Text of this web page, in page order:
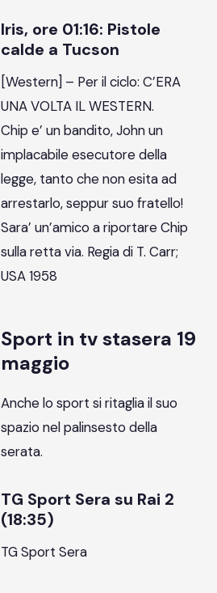
Iris, ore 01:16: Pistole
calde a Tucson
[Western] – Per il ciclo: C’ERA
UNA VOLTA IL WESTERN.
Chip e’ un bandito, John un
implacabile esecutore della
legge, tanto che non esita ad
arrestarlo, seppur suo fratello!
Sara’ un’amico a riportare Chip
sulla retta via. Regia di T. Carr;
USA 1958
Sport in tv stasera 19
maggio
Anche lo sport si ritaglia il suo
spazio nel palinsesto della
serata.
TG Sport Sera su Rai 2
(18:35)
TG Sport Sera